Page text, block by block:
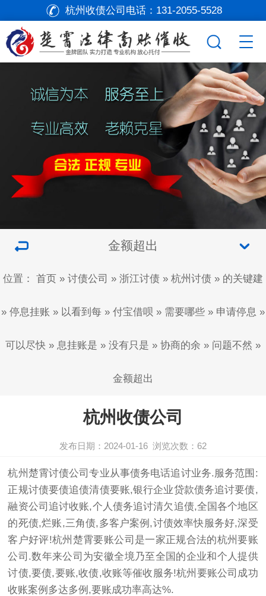
杭州收债公司电话： 131-2055-5528
金额超出
位置： 首页 » 讨债公司 » 浙江讨债 » 杭州讨债 » 的关键建
» 停息挂账 » 以看到每 » 付宝借呗 » 需要哪些 » 申请停息 »
可以尽快 » 息挂账是 » 没有只是 » 协商的余 » 问题不然 »
金额超出
杭州收债公司
发布日期：2024-01-16 浏览次数： 62
杭州楚霄讨债公司专业从事债务电话追讨业务.服务范围:
正规讨债要债追债清债要账,银行企业贷款债务追讨要债,
融资公司追讨收账,个人债务追讨清欠追债,全国各个地区
的死债,烂账,三角债,多客户案例,讨债效率快服务好,深受
客户好评!杭州楚霄要账公司是一家正规合法的杭州要账
公司.数年来公司为安徽全境乃至全国的企业和个人提供
讨债,要债,要账,收债,收账等催收服务!杭州要账公司成功
收账案例多达多例,要账成功率高达%.